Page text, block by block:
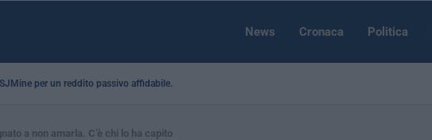
News Cronaca Politica
per un reddito passivo affidabile...
a non amarla. C’è chi lo ha capito